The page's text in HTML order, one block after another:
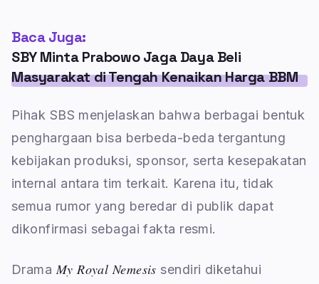
Baca Juga:
SBY Minta Prabowo Jaga Daya Beli
Masyarakat di Tengah Kenaikan Harga BBM
Pihak SBS menjelaskan bahwa berbagai bentuk
penghargaan bisa berbeda-beda tergantung
kebijakan produksi, sponsor, serta kesepakatan
internal antara tim terkait. Karena itu, tidak
semua rumor yang beredar di publik dapat
dikonfirmasi sebagai fakta resmi.
Drama My Royal Nemesis sendiri diketahui